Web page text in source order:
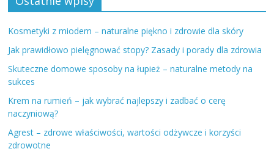
Kosmetyki z miodem – naturalne piękno i zdrowie dla skóry
Jak prawidłowo pielęgnować stopy? Zasady i porady dla zdrowia
Skuteczne domowe sposoby na łupież – naturalne metody na
sukces
Krem na rumień – jak wybrać najlepszy i zadbać o cerę
naczyniową?
Agrest – zdrowe właściwości, wartości odżywcze i korzyści
zdrowotne